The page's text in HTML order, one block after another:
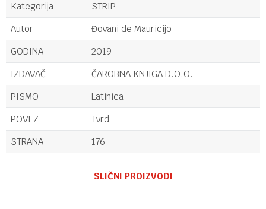
Kategorija
STRIP
Autor
Đovani de Mauricijo
GODINA
2019
IZDAVAČ
ČAROBNA KNJIGA D.O.O.
PISMO
Latinica
POVEZ
Tvrd
STRANA
176
SLIČNI PROIZVODI